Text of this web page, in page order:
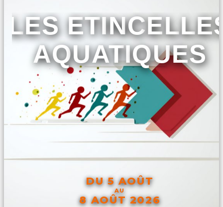
LES
AQUATIQUES
DU 5 AOÛT
AU
8 AOÛT 2026